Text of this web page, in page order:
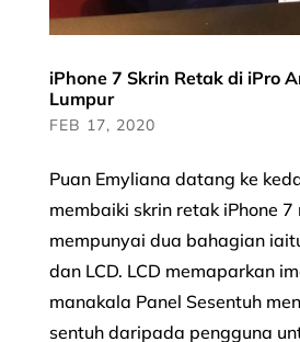
iPhone 7 Skrin Retak di iPro
Lumpur
FEB 17, 2020
Puan Emyliana datang ke
membaiki skrin retak iPhone 7
mempunyai dua bahagian
dan LCD. LCD memaparkan
manakala Panel Sesentuh
sentuh daripada pengguna